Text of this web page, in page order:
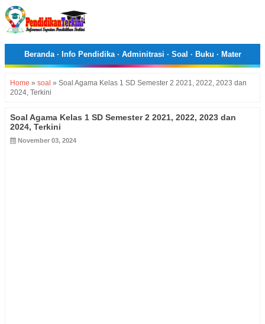
Beranda· Info Pendidika· Adminitrasi · Soal · Buku · Mater
Home » soal » Soal Agama Kelas 1 SD Semester 2 2021, 2022, 2023 dan
2024, Terkini
Soal Agama Kelas 1 SD Semester 2 2021, 2022, 2023 dan
2024, Terkini
November 03, 2024